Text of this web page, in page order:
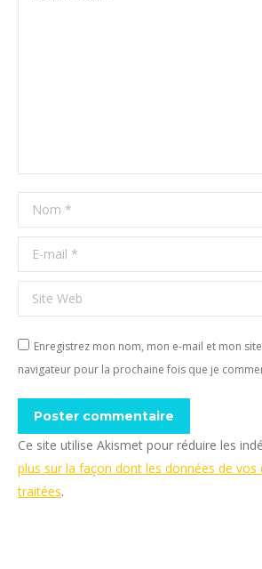
Nom *
E-mail *
Site Web
Enregistrez mon nom, mon e-mail et mon
navigateur pour la prochaine fois que je
Poster commentaire
Ce site utilise Akismet pour réduire les
plus sur la façon dont les données de
traitées.